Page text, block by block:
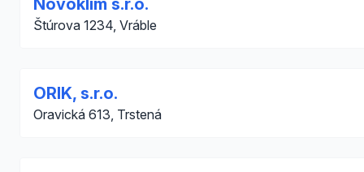
Novoklim s.r.o.
Štúrova 1234, Vráble
ORIK, s.r.o.
Oravická 613, Trstená